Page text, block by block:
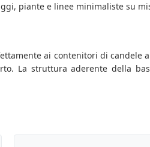
piante e linee minimaliste su
ai contenitori di
La struttura aderente della